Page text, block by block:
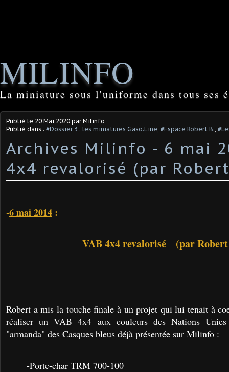
MILINFO
La miniature sous l'uniforme dans tous ses
Publié le 20 Mai 2020 par Milinfo
Publié dans : #Dossier 3 : les miniatures Gaso.Line, #Espace Robert B.,
Archives Milinfo - 6 mai
4x4 revalorisé (par
-6 mai 2014 :
VAB 4x4 revalorisé (par
Robert a mis la touche finale à un projet qui lui tenait à
réaliser un VAB 4x4 aux couleurs des Nations
"armanda" des Casques bleus déjà présentée sur Milinfo :
-Porte-char TRM 700-100